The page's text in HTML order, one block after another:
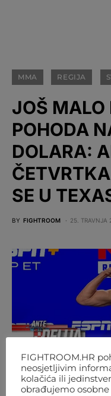
MMA REGIJA
JOŠ MALO
POHODA
DOLARA:
SE U
BY FIGHTROOM 25. TRAVNJA
FIGHTROOM.HR
neosjetljivim
kolačića ili
obrađujemo